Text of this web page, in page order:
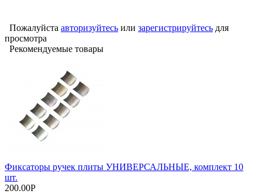
Пожалуйста авторизуйтесь или зарегистрируйтесь для
просмотра
Рекомендуемые товары
Фиксаторы ручек плиты УНИВЕРСАЛЬНЫЕ, комплект 10
шт.
200.00Р